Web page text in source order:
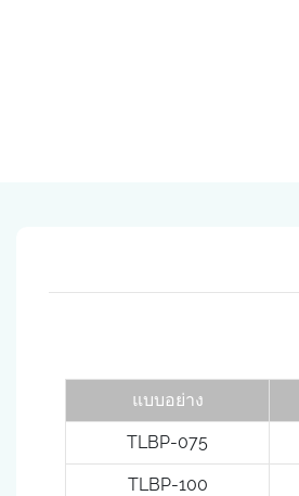
แบบอย่าง
TLBP-075
TLBP-100